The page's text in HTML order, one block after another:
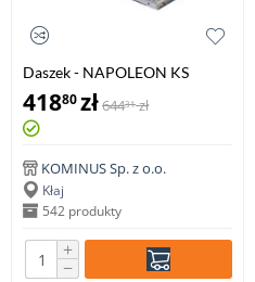
Daszek - NAPOLEON KS
270x270mm
41880zł64431 zł
KOMINUS Sp. z o.o.
Kłaj
542 produkty
+
−